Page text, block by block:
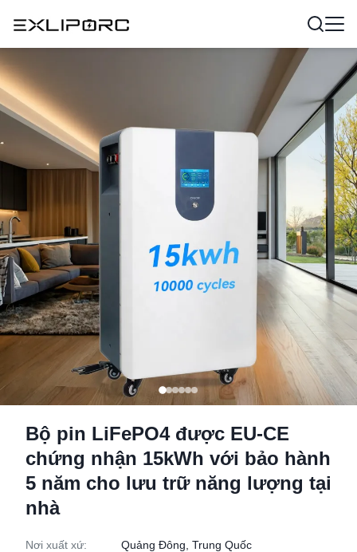
Bộ pin LiFePO4 được EU-CE
chứng nhận 15kWh với bảo hành
5 năm cho lưu trữ năng lượng tại
nhà
Nơi xuất xứ: Quảng Đông, Trung Quốc